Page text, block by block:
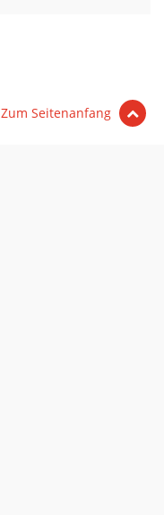
Zum Seitenanfang